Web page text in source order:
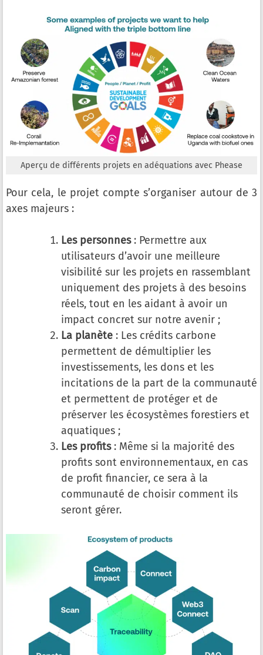
Aperçu de différents projets en adéquations avec Phease
Pour cela, le projet compte s’organiser autour de 3
axes majeurs :
Les personnes: Permettre aux
utilisateurs d’avoir une meilleure
visibilité sur les projets en rassemblant
uniquement des projets à des besoins
réels, tout en les aidant à avoir un
impact concret sur notre avenir ;
La planète : Les crédits carbone
permettent de démultiplier les
investissements, les dons et les
incitations de la part de la communauté
et permettent de protéger et de
préserver les écosystèmes forestiers et
aquatiques ;
Les profits: Même si la majorité des
profits sont environnementaux, en cas
de profit financier, ce sera à la
communauté de choisir comment ils
seront gérer.